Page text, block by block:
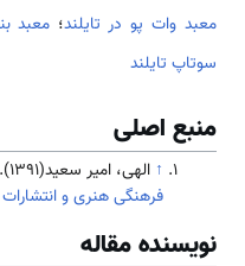
معبد وات پو در تایلند؛ معبد
سوتاپ تایلند
منبع اصلی
↑ الهی، امیر سعید(1391). جامعه و فرهنگ
فرهنگی هنری و انتشارات
نویسنده مقاله